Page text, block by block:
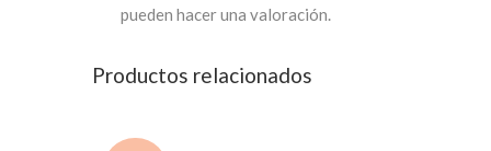
pueden hacer una valoración.
Productos relacionados